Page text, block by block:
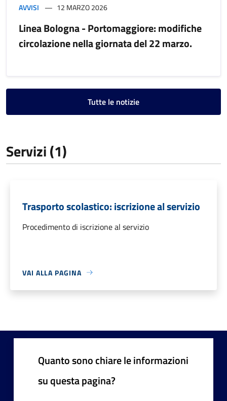
AVVISI 12 MARZO 2026
Linea Bologna - Portomaggiore: modifiche
circolazione nella giornata del 22 marzo.
Tutte le notizie
Servizi (1)
Trasporto scolastico: iscrizione al servizio
Procedimento di iscrizione al servizio
VAI ALLA PAGINA
Quanto sono chiare le informazioni
su questa pagina?